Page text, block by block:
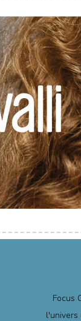
Focus
l'univers